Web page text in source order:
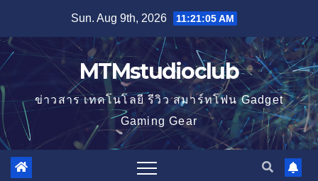
content
Sun. Aug 9th, 2026 11:21:06 AM
MTMstudioclub
ข่าวสาร เทคโนโลยี รีวิว สมาร์ทโฟน Gadget
Gaming Gear